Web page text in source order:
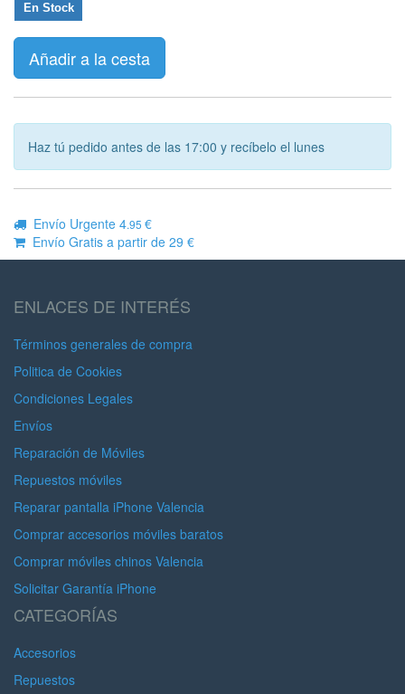
En Stock
Añadir a la cesta
Haz tú pedido antes de las 17:00 y recíbelo el lunes
Envío Urgente 4.95 €
Envío Gratis a partir de 29 €
ENLACES DE INTERÉS
Términos generales de compra
Politica de Cookies
Condiciones Legales
Envíos
Reparación de Móviles
Repuestos móviles
Reparar pantalla iPhone Valencia
Comprar accesorios móviles baratos
Comprar móviles chinos Valencia
Solicitar Garantía iPhone
CATEGORÍAS
Accesorios
Repuestos